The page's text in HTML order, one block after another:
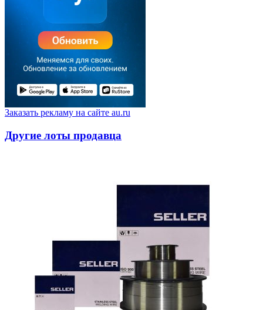
Заказать рекламу на сайте au.ru
Другие лоты продавца